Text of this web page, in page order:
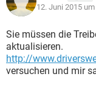
12. Juni 2015
Sie müssen die
aktualisieren.
http://
versuchen und mir